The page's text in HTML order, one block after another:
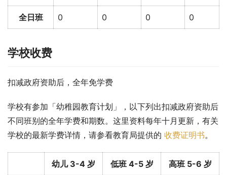
全日班 0 0 0 0
学校收费
扣减政府资助后，全年免学费
学校有参加「幼稚园教育计划」，以下列出扣减政府资助后
不同班别的全年学费和期数。这里资料每年十月更新，有关
学校的最新学费详情，请参看教育局提供的 收费证明书。
幼儿 3-4 岁 低班 4-5 岁 高班 5-6 岁